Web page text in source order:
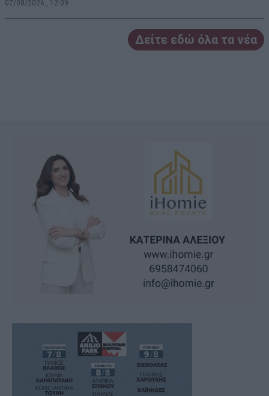
07/08/2026 , 12:09
Δείτε εδώ όλα τα νέα